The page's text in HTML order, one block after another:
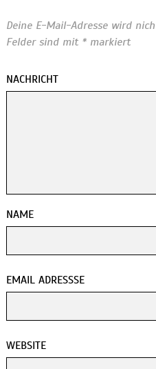
Deine E-Mail-Adresse wird
Felder sind mit *markiert
NACHRICHT
NAME
EMAIL ADRESSSE
WEBSITE